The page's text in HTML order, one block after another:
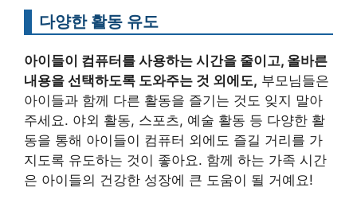
다양한 활동 유도
아이들이 컴퓨터를 사용하는 시간을 줄이고, 올바른
내용을 선택하도록 도와주는 것 외에도, 부모님들은
아이들과 함께 다른 활동을 즐기는 것도 잊지 말아
주세요. 야외 활동, 스포츠, 예술 활동 등 다양한 활
동을 통해 아이들이 컴퓨터 외에도 즐길 거리를 가
지도록 유도하는 것이 좋아요. 함께 하는 가족 시간
은 아이들의 건강한 성장에 큰 도움이 될 거예요!